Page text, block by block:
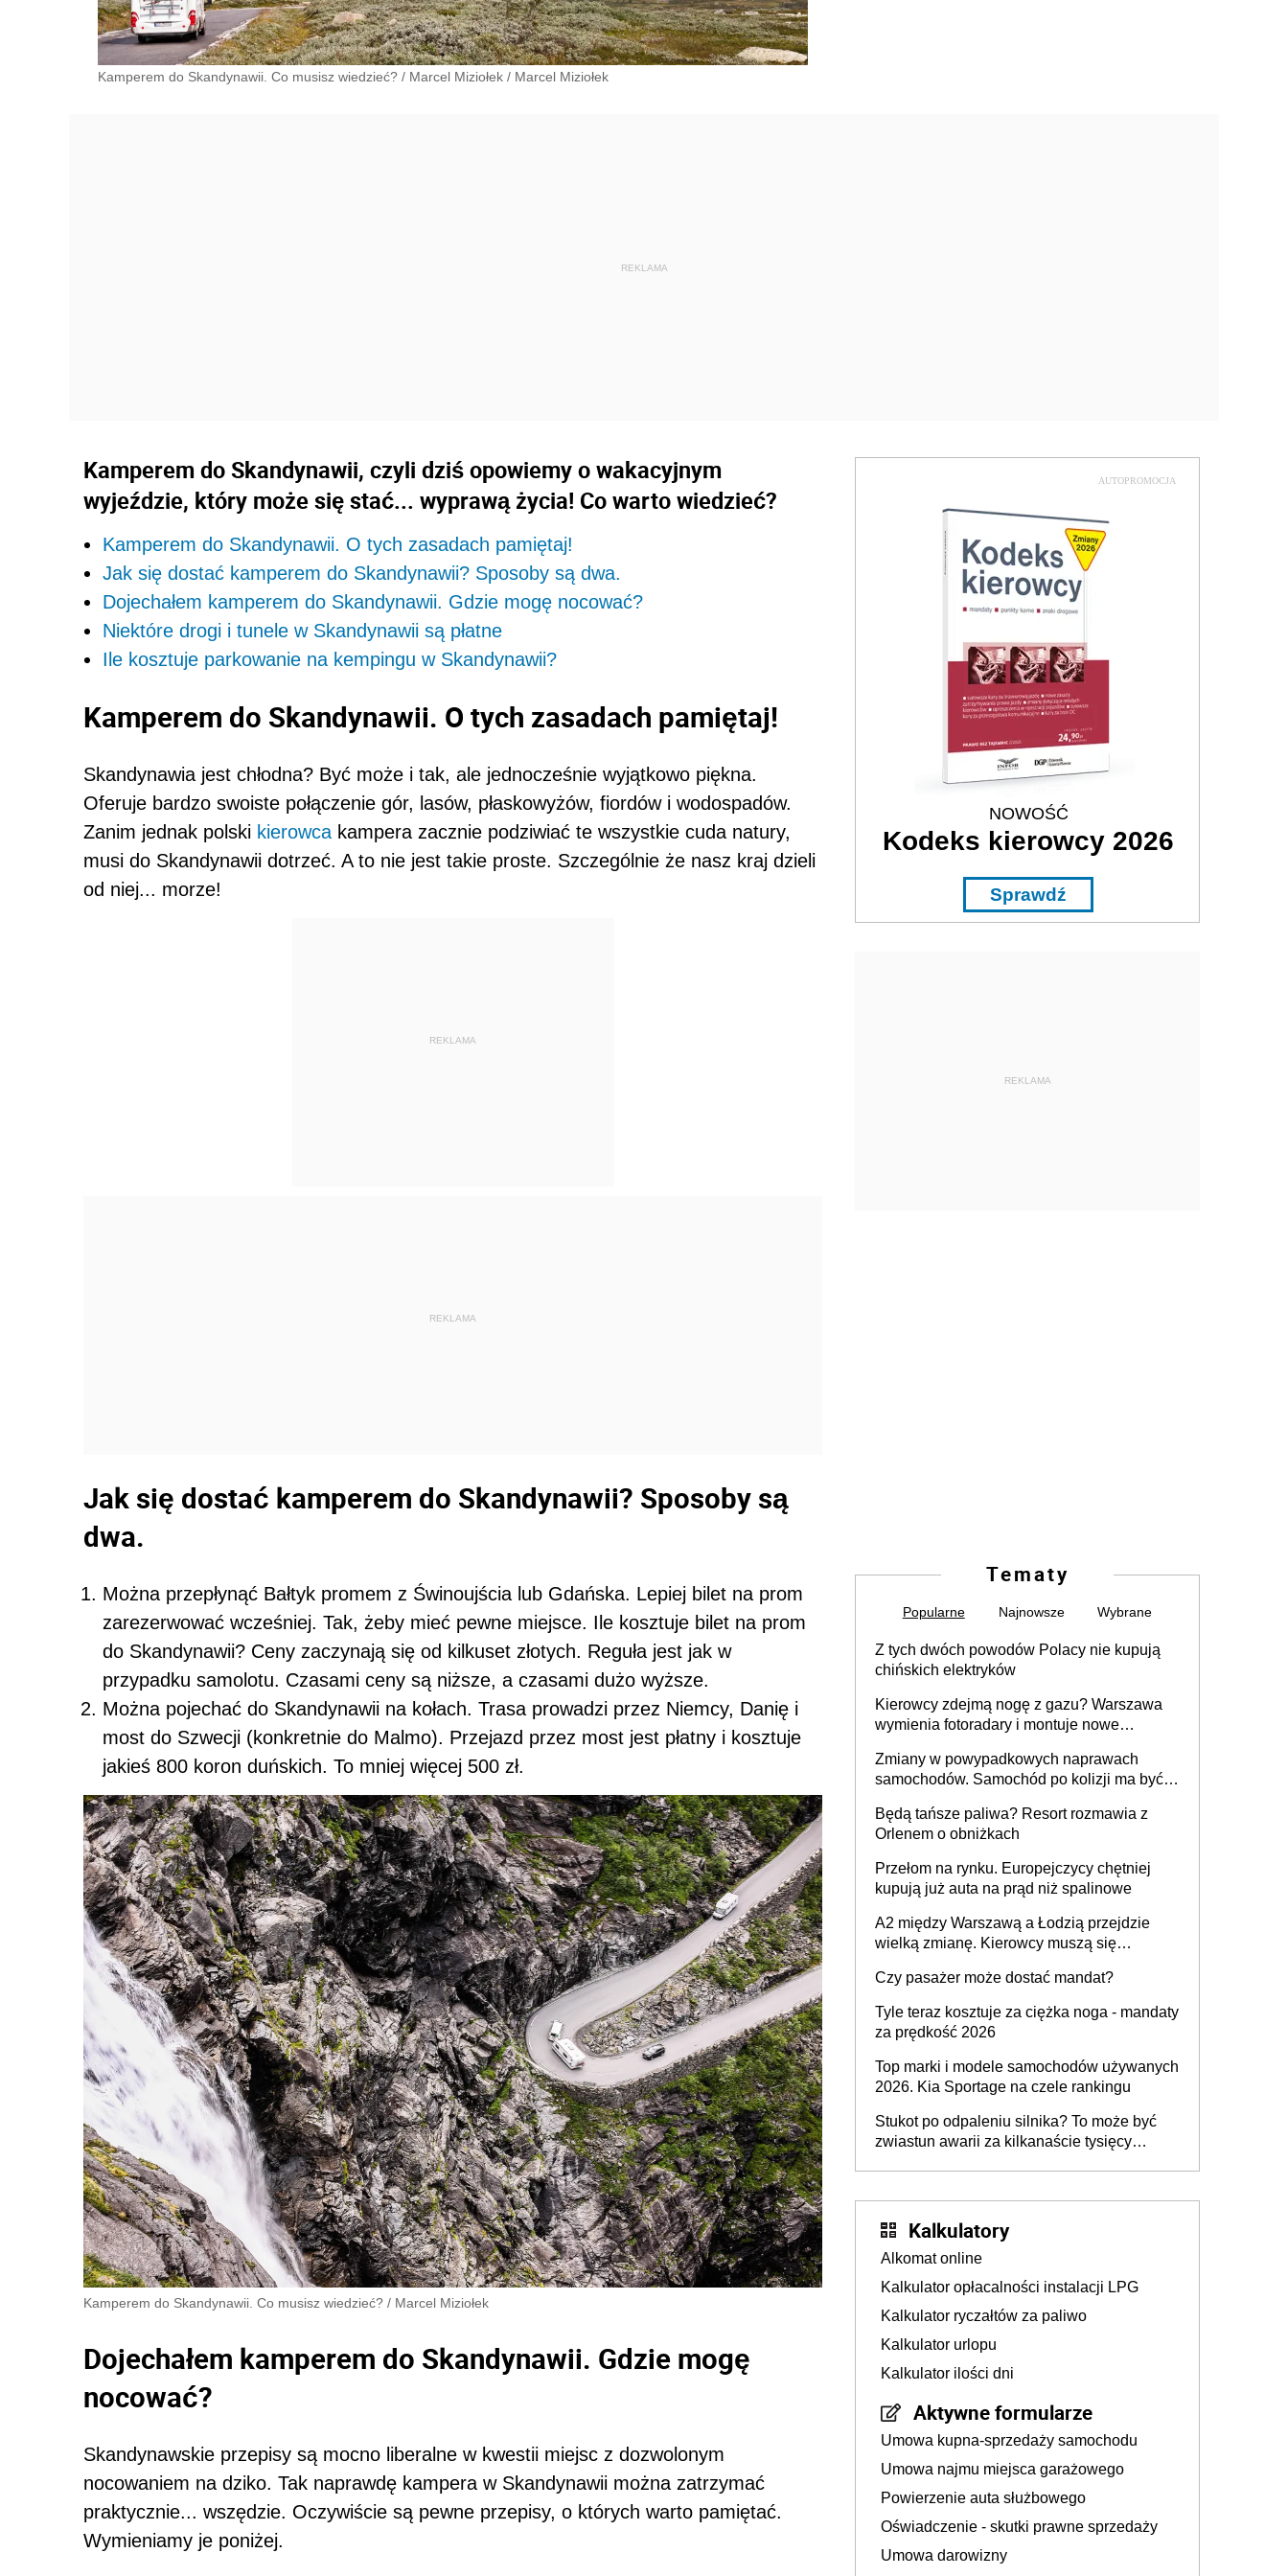
Kamperem do Skandynawii. Co musisz wiedzieć? / Marcel Miziołek / Marcel Miziołek
Kamperem do Skandynawii, czyli dziś opowiemy o wakacyjnym
wyjeździe, który może się stać... wyprawą życia! Co warto wiedzieć?
Kamperem do Skandynawii. O tych zasadach pamiętaj!
Jak się dostać kamperem do Skandynawii? Sposoby są dwa.
Dojechałem kamperem do Skandynawii. Gdzie mogę nocować?
Niektóre drogi i tunele w Skandynawii są płatne
Ile kosztuje parkowanie na kempingu w Skandynawii?
Kamperem do Skandynawii. O tych zasadach pamiętaj!
Skandynawia jest chłodna? Być może i tak, ale jednocześnie wyjątkowo piękna.
Oferuje bardzo swoiste połączenie gór, lasów, płaskowyżów, fiordów i wodospadów.
Zanim jednak polski kierowca kampera zacznie podziwiać te wszystkie cuda natury,
musi do Skandynawii dotrzeć. A to nie jest takie proste. Szczególnie że nasz kraj dzieli
od niej... morze!
REKLAMA
REKLAMA
Jak się dostać kamperem do Skandynawii? Sposoby są
dwa.
Można przepłynąć Bałtyk promem z Świnoujścia lub Gdańska. Lepiej bilet na prom
zarezerwować wcześniej. Tak, żeby mieć pewne miejsce. Ile kosztuje bilet na prom
do Skandynawii? Ceny zaczynają się od kilkuset złotych. Reguła jest jak w
przypadku samolotu. Czasami ceny są niższe, a czasami dużo wyższe.
Można pojechać do Skandynawii na kołach. Trasa prowadzi przez Niemcy, Danię i
most do Szwecji (konkretnie do Malmo). Przejazd przez most jest płatny i kosztuje
jakieś 800 koron duńskich. To mniej więcej 500 zł.
Kamperem do Skandynawii. Co musisz wiedzieć? / Marcel Miziołek
Dojechałem kamperem do Skandynawii. Gdzie mogę
nocować?
Skandynawskie przepisy są mocno liberalne w kwestii miejsc z dozwolonym
nocowaniem na dziko. Tak naprawdę kampera w Skandynawii można zatrzymać
praktycznie... wszędzie. Oczywiście są pewne przepisy, o których warto pamiętać.
Wymieniamy je poniżej.
AUTOPROMOCJA
NOWOŚĆ
Kodeks kierowcy 2026
Sprawdź
REKLAMA
Tematy
Popularne Najnowsze Wybrane
Z tych dwóch powodów Polacy nie kupują
chińskich elektryków
Kierowcy zdejmą nogę z gazu? Warszawa
wymienia fotoradary i montuje nowe
Zmiany w powypadkowych naprawach
samochodów. Samochód po kolizji ma być
technologią producenta
Będą tańsze paliwa? Resort rozmawia z
Orlenem o obniżkach
Przełom na rynku. Europejczycy chętniej
kupują już auta na prąd niż spalinowe
A2 między Warszawą a Łodzią przejdzie
wielką zmianę. Kierowcy muszą się
Czy pasażer może dostać mandat?
Tyle teraz kosztuje za ciężka noga - mandaty
za prędkość 2026
Top marki i modele samochodów używanych
2026. Kia Sportage na czele rankingu
Stukot po odpaleniu silnika? To może być
zwiastun awarii za kilkanaście tysięcy
Kalkulatory
Alkomat online
Kalkulator opłacalności instalacji LPG
Kalkulator ryczałtów za paliwo
Kalkulator urlopu
Kalkulator ilości dni
Aktywne formularze
Umowa kupna-sprzedaży samochodu
Umowa najmu miejsca garażowego
Powierzenie auta służbowego
Oświadczenie - skutki prawne sprzedaży
Umowa darowizny